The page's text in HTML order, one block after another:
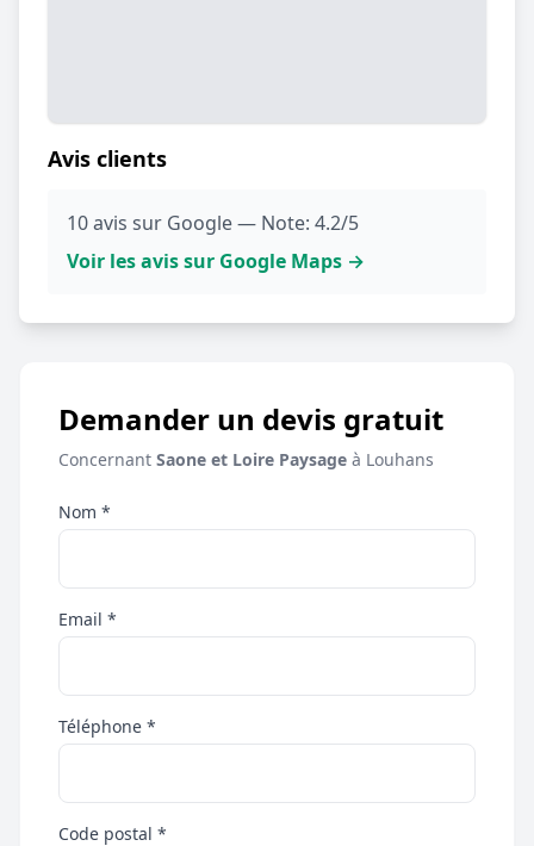
Avis clients
10 avis sur Google — Note: 4.2/5
Voir les avis sur Google Maps →
Demander un devis gratuit
Concernant Saone et Loire Paysage à Louhans
Nom *
Email *
Téléphone *
Code postal *